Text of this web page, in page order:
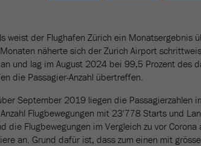
weist der Flughafen Zürich ein Monatsergebnis
näherte sich der Zurich Airport
und lag im August 2024 bei 99,5 Prozent des
die Passagier-Anzahl übertreffen.
September 2019 liegen die Passagierzahlen
Flugbewegungen mit 23'778 Starts und
die Flugbewegungen im Vergleich zu vor
an. Grund dafür ist, dass zum einen mit